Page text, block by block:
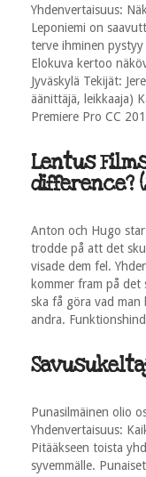
Yhdenvertaisuus:
Leponiemi on
terve ihminen pystyy
Elokuva kertoo
Jyväskylä Tekijät:
äänittäjä, leikkaaja)
Premiere Pro CC
Lentus
difference?
Anton och Hugo
trodde på att det
visade dem fel.
kommer fram på
ska få göra vad
andra.
Punasilmäinen olio
Yhdenvertaisuus:
Pitääkseen toista
syvemmälle.